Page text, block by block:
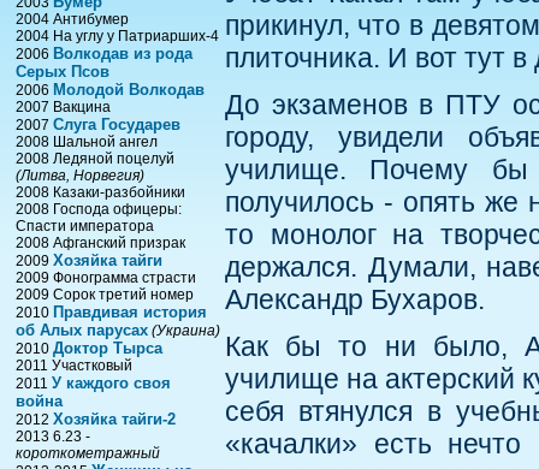
2004 Антибумер
2004 На углу у Патриарших-4
2006 Волкодав из рода
Серых Псов
2006 Молодой Волкодав
2007 Вакцина
2007 Слуга Государев
2008 Шальной ангел
2008 Ледяной поцелуй
(Литва, Норвегия)
2008 Казаки-разбойники
2008 Господа офицеры:
Спасти императора
2008 Афганский призрак
2009 Хозяйка тайги
2009 Фонограмма страсти
2009 Сорок третий номер
2010 Правдивая история
об Алых парусах (Украина)
2010 Доктор Тырса
2011 Участковый
2011 У каждого своя
война
2012 Хозяйка тайги-2
2013 6.23 -
короткометражный
прикинул, что в
плиточника. И вот тут
До экзаменов в ПТУ
городу, увидели
училище. Почему
получилось - опять же
то монолог на
держался. Думали,
Александр Бухаров.
Как бы то ни было,
училище на актерский
себя втянулся в
«качалки» есть